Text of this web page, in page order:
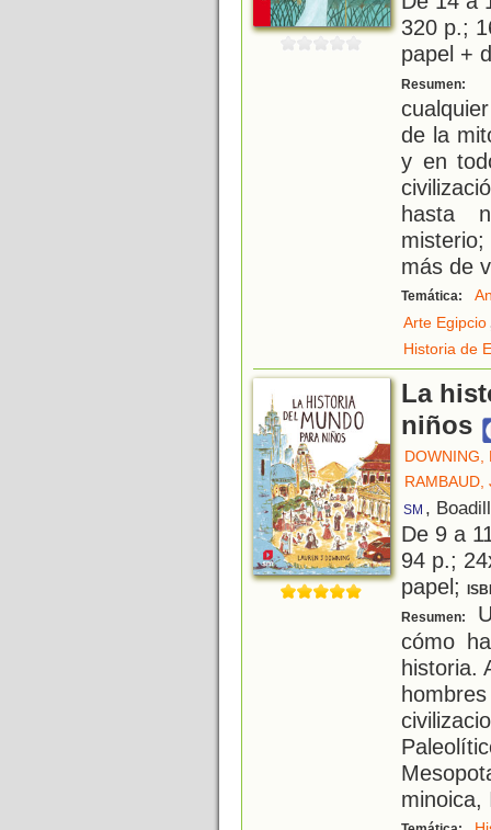
320 p.;
papel +
Resumen:
de la
y en
hasta
más de
Temática:
Arte Egipcio
Historia de
La
niños
DOWNING,
RAMBAUD,
SM ,
De 9 a
94 p.;
papel;
Resumen:
cómo
historia.
minoica,